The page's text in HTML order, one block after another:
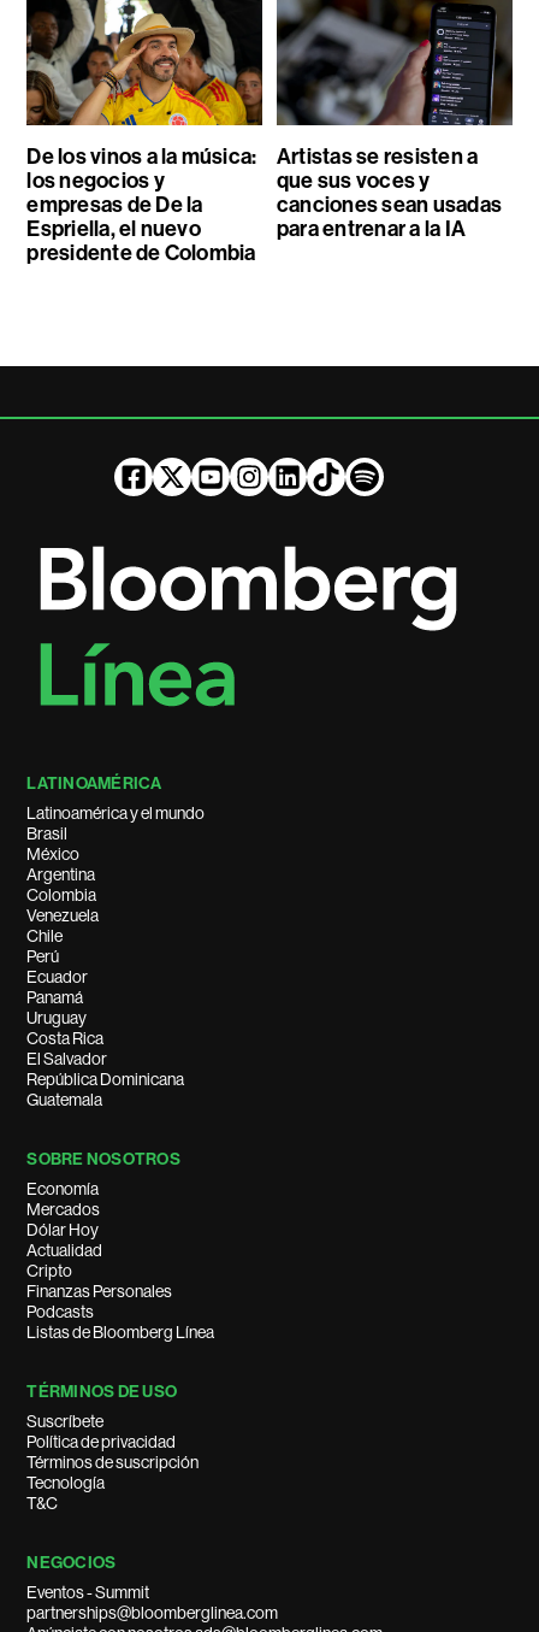
De los vinos a la música:
los negocios y
empresas de De la
Espriella, el nuevo
presidente de Colombia
Artistas se resisten a
que sus voces y
canciones sean usadas
para entrenar a la IA
LATINOAMÉRICA
Latinoamérica y el mundo
Brasil
México
Argentina
Colombia
Venezuela
Chile
Perú
Ecuador
Panamá
Uruguay
Costa Rica
El Salvador
República Dominicana
Guatemala
SOBRE NOSOTROS
Economía
Mercados
Dólar Hoy
Actualidad
Cripto
Finanzas Personales
Podcasts
Listas de Bloomberg Línea
TÉRMINOS DE USO
Suscríbete
Política de privacidad
Términos de suscripción
Tecnología
T&C
NEGOCIOS
Eventos - Summit
partnerships@bloomberglinea.com